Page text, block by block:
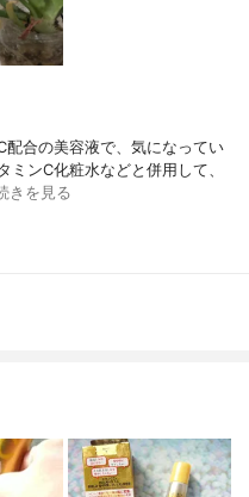
配合の美容液で、気になってい
ンC化粧水などと併用して、
きを見る